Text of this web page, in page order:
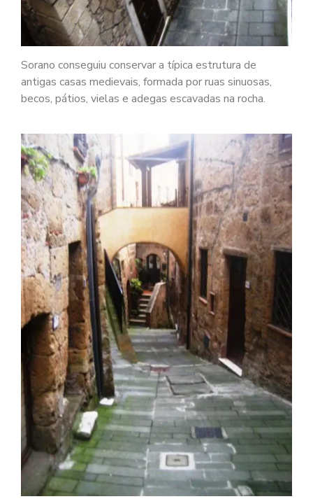
Sorano conseguiu conservar a típica estrutura de
antigas casas medievais, formada por ruas sinuosas,
becos, pátios, vielas e adegas escavadas na rocha.